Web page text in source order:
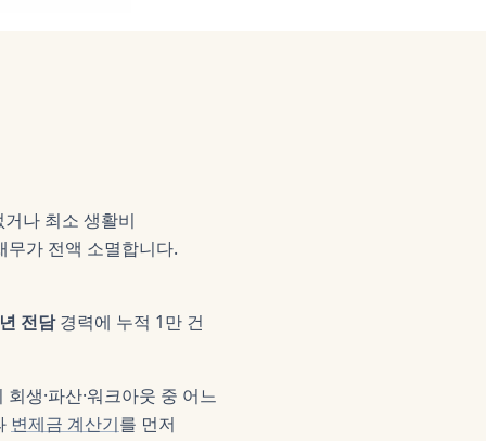
나 최소 생활비
무가 전액 소멸합니다.
전담경력에 누적 1만 건
생·파산·워크아웃 중 어느
변제금 계산기를 먼저